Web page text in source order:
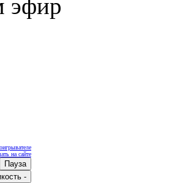
эфир
на сайте
Пауза
-